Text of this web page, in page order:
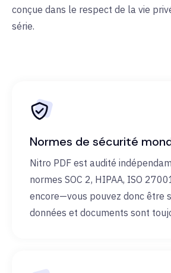
conçue dans le respect de la vie
série.
Normes de sécurité
Nitro PDF est audité
normes SOC 2, HIPAA, ISO
encore—vous pouvez donc être
données et documents sont